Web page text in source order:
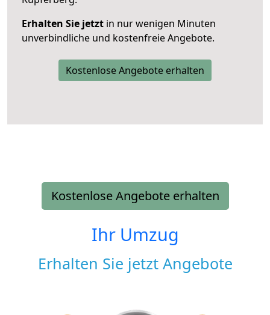
Erhalten Sie jetzt in nur wenigen Minuten
unverbindliche und kostenfreie Angebote.
Kostenlose Angebote erhalten
Kostenlose Angebote erhalten
Ihr Umzug
Erhalten Sie jetzt Angebote